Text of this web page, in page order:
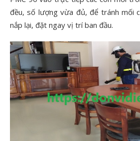
đều, số lượng vừa đủ, để tránh mối
nắp lại, đặt ngay vị trí ban đầu.